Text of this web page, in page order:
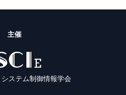
主催
ステム制御情報学会